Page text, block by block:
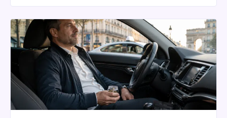
Zushi ou la Purple Punch, riches en terpènes. Pour
une consommation sereine et légale, privilégiez
une fleur CBD sans THC en toute confiance.